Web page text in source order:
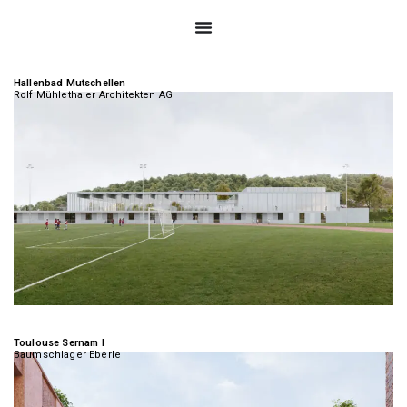
Hallenbad Mutschellen
Rolf Mühlethaler Architekten AG
Toulouse Sernam I
Baumschlager Eberle